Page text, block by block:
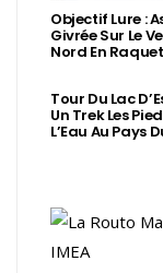
Objectif Lure :
Givrée Sur Le
Nord En
Tour Du Lac
Un Trek Les
L’Eau Au Pays